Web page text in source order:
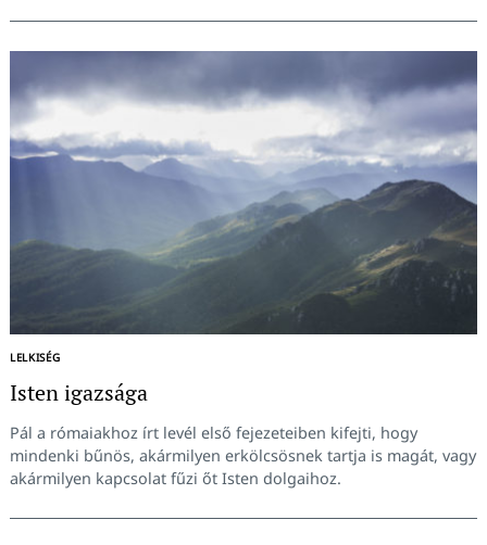
LELKISÉG
Isten igazsága
Pál a rómaiakhoz írt levél első fejezeteiben kifejti, hogy
mindenki bűnös, akármilyen erkölcsösnek tartja is magát, vagy
akármilyen kapcsolat fűzi őt Isten dolgaihoz.